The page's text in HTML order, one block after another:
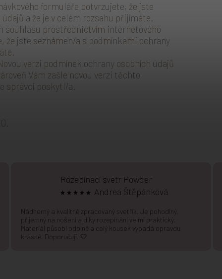
formuláře potvrzujete, že jste
a že je v celém rozsahu přijímáte.
prostřednictvím internetového
jste seznámen/a s podmínkami ochrany
verzi podmínek ochrany osobních údajů
Vám zašle novou verzi těchto
správci poskytl/a.
Rozepínací svetr Powder
Andrea Štěpánková
Nádherný a kvalitně zpracovaný svetřík. Je pohodlný,
příjemný na nošení a díky rozepínání velmi praktický.
Materiál působí odolně a celý kousek vypadá opravdu
krásně. Doporučuji. 🤍